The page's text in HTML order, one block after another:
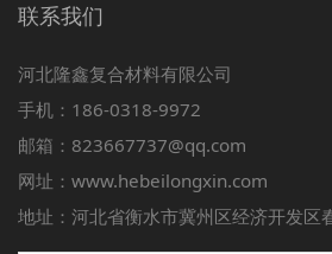
联系我们
河北隆鑫复合材料有限公司
手机：186-0318-9972
邮箱：823667737@qq.com
网址：www.hebeilongxin.com
地址：河北省衡水市冀州区经济开发区